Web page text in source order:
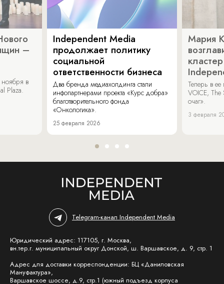
–
ноября в
Plaza.
Independent Media
продолжает политику
социальной
ответственности бизнеса
Два бренда медиахолдинга стали
инфопартнерами проекта «Курс добра»
благотворительного фонда
«Онкологика».
25 февраля 2026
Мария
Теперь в
VOICE,
очаг».
3 февраля
Telegram-канал Independent Media
Юридический адрес: 117105, г. Москва,
вн.тер.г. муниципальный округ Донской, ш. Варшавское, д. 9, стр. 1
Адрес для доставки корреспонденции: БЦ «Даниловская
Мануфактура»,
Варшавское шоссе, д.9, стр.1 (южный подъезд корпуса